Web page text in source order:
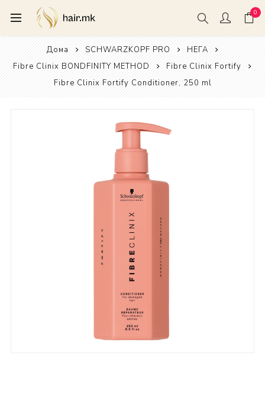
0
Дома SCHWARZKOPF PRO
НЕГА
Fibre Clinix BONDFINITY METHOD
Fibre Clinix Fortify
Fibre Clinix Fortify Conditioner, 250 ml